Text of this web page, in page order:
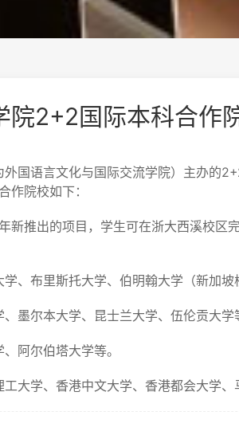
2+2国际本科合作
语言文化与国际交流学院）主办的
作院校如下：
出的项目，学生可在浙大西溪校区完
布里斯托大学、伯明翰大学（新加坡
尔本大学、昆士兰大学、伍伦贡大学
尔伯塔大学等。‌
学、香港中文大学、香港都会大学、